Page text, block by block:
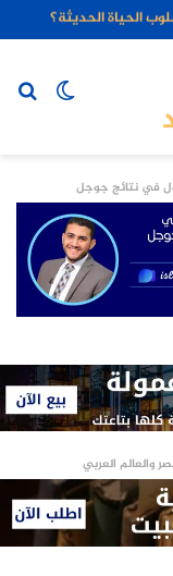
الحياة الحديثة؟
الوضع
في نتائج جوجل
والعالم العربي